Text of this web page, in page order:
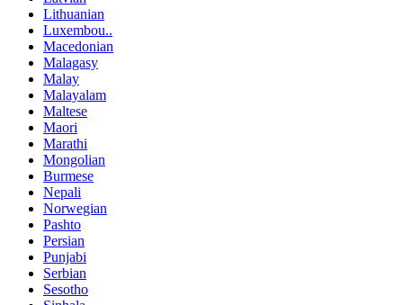
Lithuanian
Luxembou..
Macedonian
Malagasy
Malay
Malayalam
Maltese
Maori
Marathi
Mongolian
Burmese
Nepali
Norwegian
Pashto
Persian
Punjabi
Serbian
Sesotho